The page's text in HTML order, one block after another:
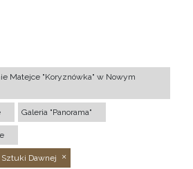
Matejce "Koryznówka" w Nowym
Galeria "Panorama"
Dawnej